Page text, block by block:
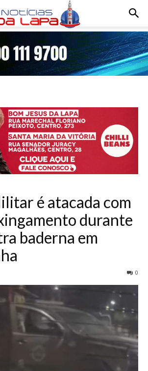
é atacada com
durante
baderna em
0